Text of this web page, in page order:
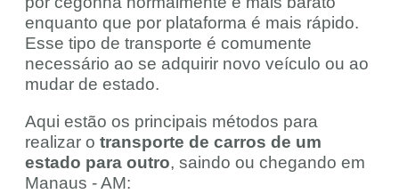
enquanto que por plataforma é mais rápido.
Esse tipo de transporte é comumente
necessário ao se adquirir novo veículo ou ao
mudar de estado.
Aqui estão os principais métodos para
realizar o transporte de carros de um
estado para outro, saindo ou chegando em
Manaus - AM: